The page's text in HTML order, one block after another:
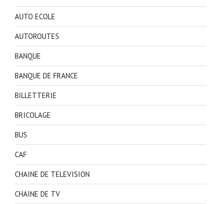
AUTO ECOLE
AUTOROUTES
BANQUE
BANQUE DE FRANCE
BILLETTERIE
BRICOLAGE
BUS
CAF
CHAINE DE TELEVISION
CHAINE DE TV